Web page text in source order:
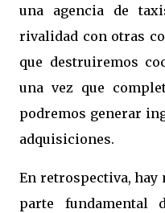
una agencia de
rivalidad con otras
que destruiremos
una vez que
podremos generar
adquisiciones.
En retrospectiva, hay
parte fundamental